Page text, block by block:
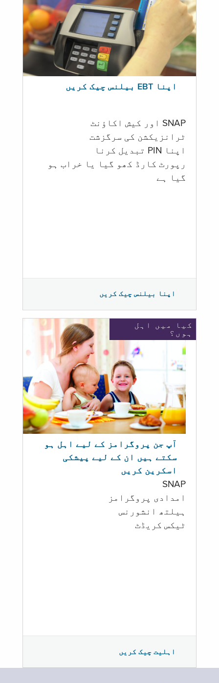
اپنا EBT بیلنس چیک کریں
SNAP اور کیش اکاؤنٹ
ٹرانزیکشن کی سرگزشت
اپنا PIN تبدیل کرنا
رپورٹ کارڈ کھو گیا یا خراب ہو
گيا ہے
اپنا بیلنس چیک کریں
کیا میں اہل
ہوں؟
آپ جن پروگرامز کے لیے اہل ہو
سکتے ہیں ان کے لیے پیشکی
اسکرین کریں
SNAP
امدادی پروگرامز
‏ہیلتھ انشورنس
ٹیکس کریڈٹ
اہلیت چیک کریں